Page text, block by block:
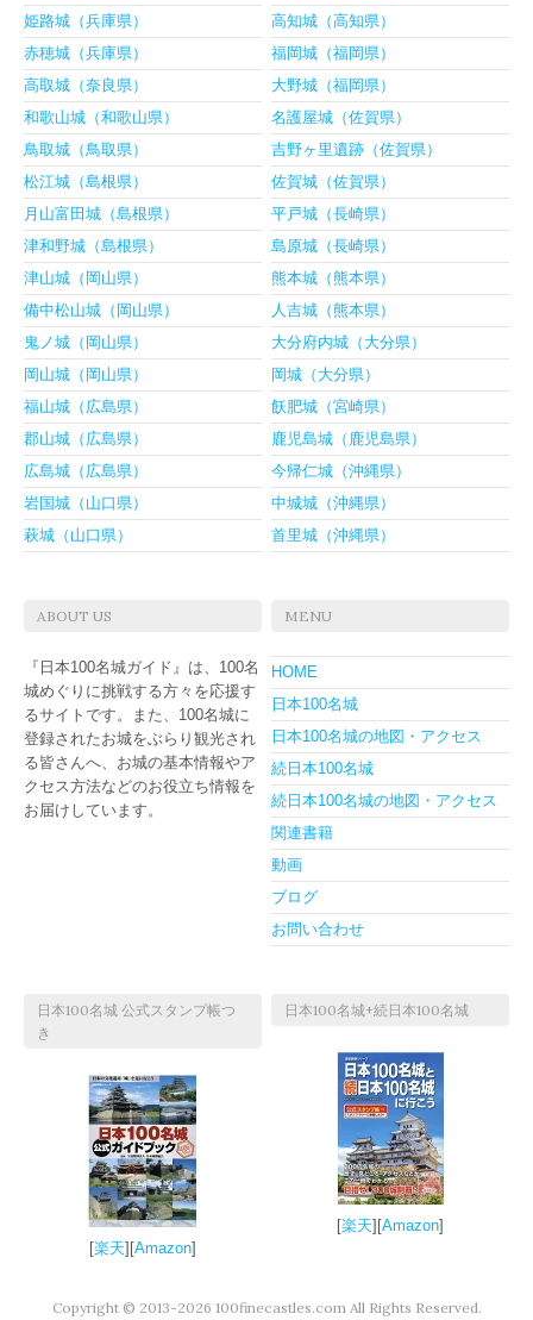
姫路城（兵庫県）
赤穂城（兵庫県）
高取城（奈良県）
和歌山城（和歌山県）
鳥取城（鳥取県）
松江城（島根県）
月山富田城（島根県）
津和野城（島根県）
津山城（岡山県）
備中松山城（岡山県）
鬼ノ城（岡山県）
岡山城（岡山県）
福山城（広島県）
郡山城（広島県）
広島城（広島県）
岩国城（山口県）
萩城（山口県）
高知城（高知県）
福岡城（福岡県）
大野城（福岡県）
名護屋城（佐賀県）
吉野ヶ里遺跡（佐賀県）
佐賀城（佐賀県）
平戸城（長崎県）
島原城（長崎県）
熊本城（熊本県）
人吉城（熊本県）
大分府内城（大分県）
岡城（大分県）
飫肥城（宮崎県）
鹿児島城（鹿児島県）
今帰仁城（沖縄県）
中城城（沖縄県）
首里城（沖縄県）
ABOUT US
『日本100名城ガイド』は、100名
城めぐりに挑戦する方々を応援す
るサイトです。また、100名城に
登録されたお城をぶらり観光され
る皆さんへ、お城の基本情報やア
クセス方法などのお役立ち情報を
お届けしています。
MENU
HOME
日本100名城
日本100名城の地図・アクセス
続日本100名城
続日本100名城の地図・アクセス
関連書籍
動画
ブログ
お問い合わせ
日本100名城 公式スタンプ帳つ
き
[楽天][Amazon]
日本100名城+続日本100名城
[楽天][Amazon]
Copyright © 2013-2026 100finecastles.com All Rights Reserved.